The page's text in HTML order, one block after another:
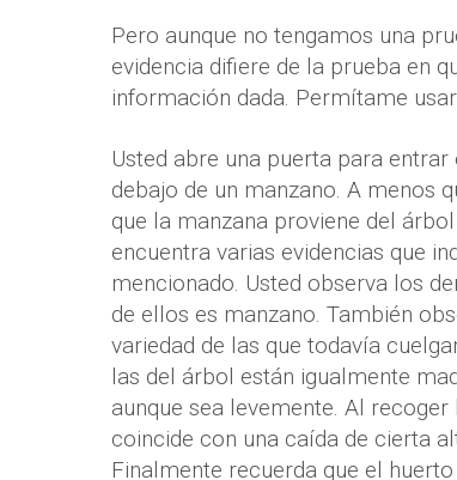
Pero aunque no tengamos una
evidencia difiere de la prueba en
información dada. Permítame
Usted abre una puerta para
debajo de un manzano. A menos
que la manzana proviene del
encuentra varias evidencias que
mencionado. Usted observa los
de ellos es manzano. También
variedad de las que todavía
las del árbol están igualmente
aunque sea levemente. Al
coincide con una caída de cierta
Finalmente recuerda que el